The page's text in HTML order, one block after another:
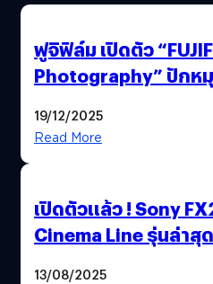
ฟูจิฟิล์ม เปิดตัว
Photography” ปักห
19/12/2025
Read More
เปิดตัวแล้ว ! Sony
Cinema Line รุ่นล่าสุ
13/08/2025